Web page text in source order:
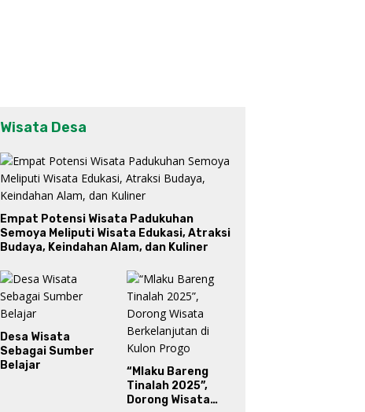
Wisata Desa
Empat Potensi Wisata Padukuhan
Semoya Meliputi Wisata Edukasi, Atraksi
Budaya, Keindahan Alam, dan Kuliner
Desa Wisata
Sebagai Sumber
Belajar
“Mlaku Bareng
Tinalah 2025”,
Dorong Wisata